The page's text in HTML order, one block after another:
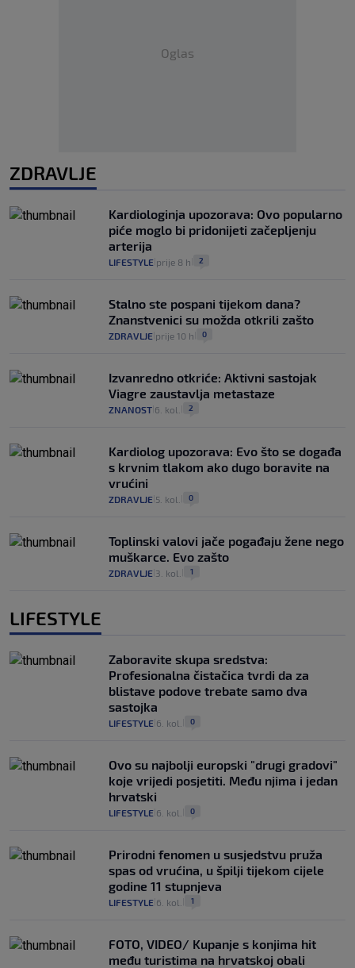
Oglas
ZDRAVLJE
Kardiologinja upozorava: Ovo popularno
piće moglo bi pridonijeti začepljenju
arterija
LIFESTYLE prije 8 h 2
Stalno ste pospani tijekom dana?
Znanstvenici su možda otkrili zašto
ZDRAVLJE prije 10 h 0
Izvanredno otkriće: Aktivni sastojak
Viagre zaustavlja metastaze
ZNANOST 6. kol. 2
Kardiolog upozorava: Evo što se događa
s krvnim tlakom ako dugo boravite na
vrućini
ZDRAVLJE 5. kol. 0
Toplinski valovi jače pogađaju žene nego
muškarce. Evo zašto
ZDRAVLJE 3. kol. 1
LIFESTYLE
Zaboravite skupa sredstva:
Profesionalna čistačica tvrdi da za
blistave podove trebate samo dva
sastojka
LIFESTYLE 6. kol. 0
Ovo su najbolji europski "drugi gradovi"
koje vrijedi posjetiti. Među njima i jedan
hrvatski
LIFESTYLE 6. kol. 0
Prirodni fenomen u susjedstvu pruža
spas od vrućina, u špilji tijekom cijele
godine 11 stupnjeva
LIFESTYLE 6. kol. 1
FOTO, VIDEO/ Kupanje s konjima hit
među turistima na hrvatskoj obali